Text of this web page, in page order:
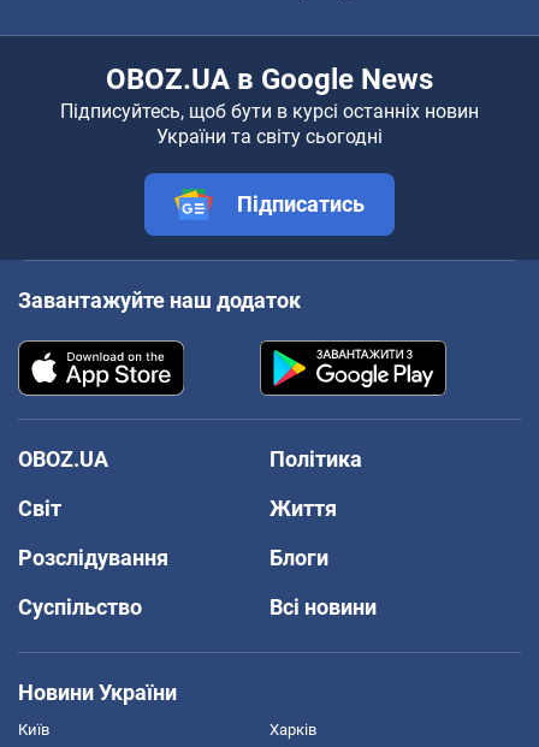
OBOZ.UA в Google News
Підписуйтесь, щоб бути в курсі останніх новин
України та світу сьогодні
Підписатись
Завантажуйте наш додаток
OBOZ.UA
Політика
Світ
Життя
Розслідування
Блоги
Суспільство
Всі новини
Новини України
Київ Харків